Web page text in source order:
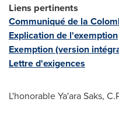
Liens pertinents
Communiqué de la
Explication de l'exemption
Exemption (version
Lettre d'exigences
L'honorable Ya'ara Saks,